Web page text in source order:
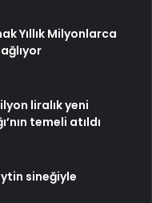
Yıllık Milyonlarca
liralık yeni
temeli atıldı
sineğiyle